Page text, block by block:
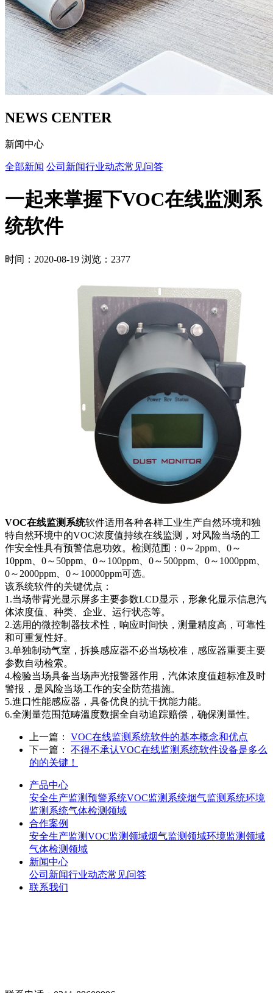
NEWS CENTER
新闻中心
全部新闻 公司新闻行业动态常见问答
一起来掌握下VOC在线监测系
统软件
时间：2020-08-19 浏览：2377
VOC在线监测系统软件适用各种各样工业生产自然环境和独
特自然环境中的VOC浓度值持续在线监测，对风险当场的工
作安全性具有预警信息功效。检测范围：0～2ppm、0～
10ppm、0～50ppm、0～100ppm、0～500ppm、0～1000ppm、
0～2000ppm、0～10000ppm可选。
该系统软件的关键优点：
1.当场带背光显示屏多主要参数LCD显示，形象化显示信息汽
体浓度值、种类、企业、运行状态等。
2.选用的微控制器技术性，响应时间快，测量精度高，可靠性
和可重复性好。
3.单独制动气室，拆换感应器不必当场校准，感应器重要主要
参数自动检索。
4.检验当场具备当场声光报警器作用，汽体浓度值超标准及时
警报，是风险当场工作的安全防范措施。
5.進口性能感应器，具备优良的抗干扰能力能。
6.全测量范围范畴溫度数据全自动追踪赔偿，确保测量性。
上一篇：
VOC在线监测系统软件的基本概念和优点
下一篇：
不得不承认VOC在线监测系统软件设备是多么
的的关键！
产品中心
安全生产监测预警系统VOC监测系统烟气监测系统环境
监测系统气体检测领域
合作案例
安全生产监测VOC监测领域烟气监测领域环境监测领域
气体检测领域
新闻中心
公司新闻行业动态常见问答
联系我们